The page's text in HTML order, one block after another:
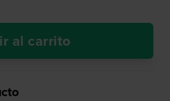
al carrito